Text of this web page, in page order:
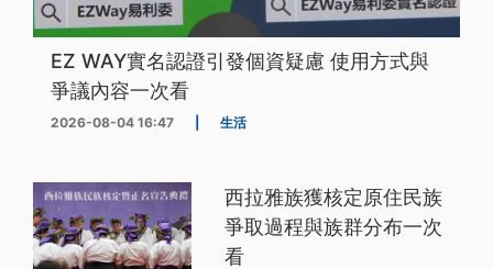
EZ WAY實名認證引發個資疑慮 使用方式與
爭議內容一次看
2026-08-04 16:47 生活
西拉雅族獲核定原住民族
爭取過程與族群分布一次
看